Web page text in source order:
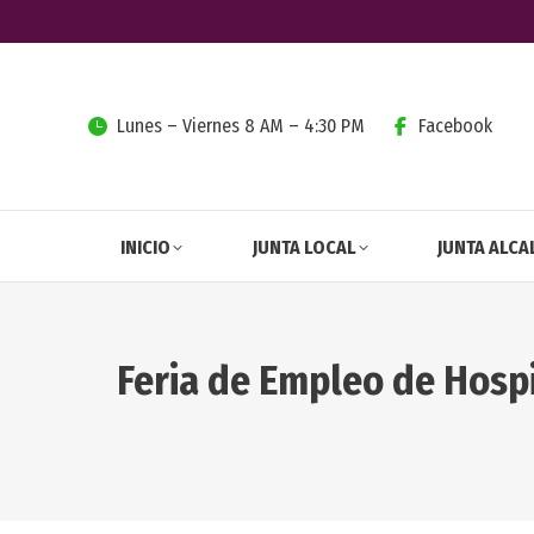
Lunes – Viernes 8 AM – 4:30 PM Facebook
INICIO JUNTA LOCAL JUNTA
Feria de Empleo de